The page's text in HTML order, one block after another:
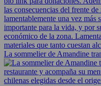
La sommelier de Amandine